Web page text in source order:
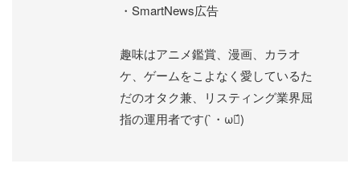
・SmartNews広告
趣味はアニメ鑑賞、漫画、カラオ
ケ、ゲームをこよなく愛しているた
だのオタク兼、リスティング業界屈
指の運用者です(`・ω・́)ゝ